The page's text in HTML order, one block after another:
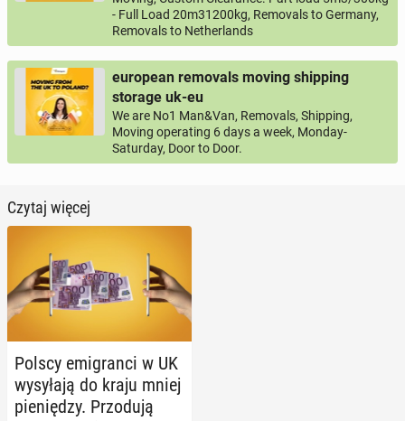
- Full Load 20m31200kg, Removals to Germany,
Removals to Netherlands
european removals moving shipping
storage uk-eu
We are No1 Man&Van, Removals, Shipping,
Moving operating 6 days a week, Monday-
Saturday, Door to Door.
Czytaj więcej
Polscy emi­gran­ci w UK
wy­sy­ła­ją do kraju mniej
pie­nię­dzy. Przo­du­ją